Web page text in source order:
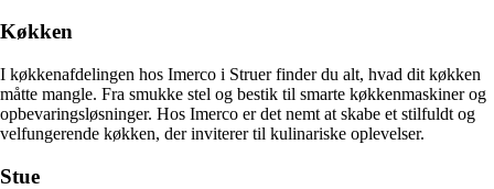
Køkken
I køkkenafdelingen hos Imerco i Struer finder du alt, hvad dit køkken
måtte mangle. Fra smukke stel og bestik til smarte køkkenmaskiner og
opbevaringsløsninger. Hos Imerco er det nemt at skabe et stilfuldt og
velfungerende køkken, der inviterer til kulinariske oplevelser.
Stue